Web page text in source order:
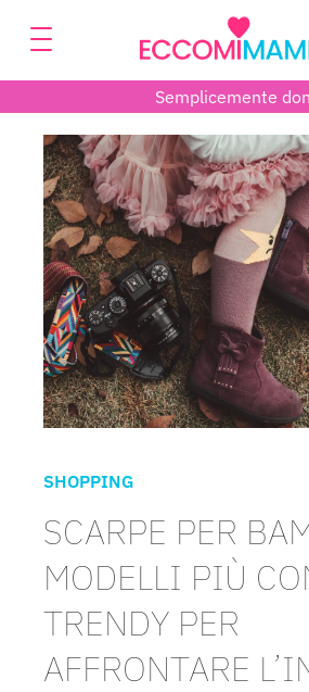
Semplicemente
SHOPPING
SCARPE PER
MODELLI PIÙ
TRENDY PER
AFFRONTARE